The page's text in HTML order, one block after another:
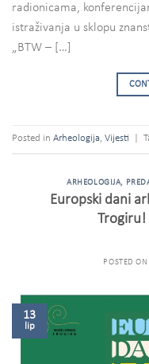
radionicama,
istraživanja u sklopu
„BTW – […]
Posted in Arheologija, Vijesti
ARHEOLOGIJA,
Europski dani
POSTED ON
13
lip